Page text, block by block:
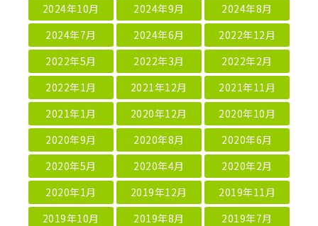
2024年10月
2024年9月
2024年8月
2024年7月
2024年6月
2022年12月
2022年5月
2022年3月
2022年2月
2022年1月
2021年12月
2021年11月
2021年1月
2020年12月
2020年10月
2020年9月
2020年8月
2020年6月
2020年5月
2020年4月
2020年2月
2020年1月
2019年12月
2019年11月
2019年10月
2019年8月
2019年7月